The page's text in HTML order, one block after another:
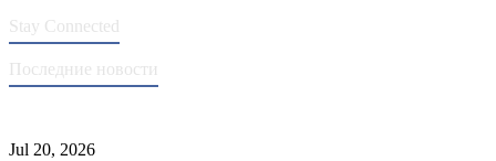
Stay Connected
Последние новости
Jul 20, 2026